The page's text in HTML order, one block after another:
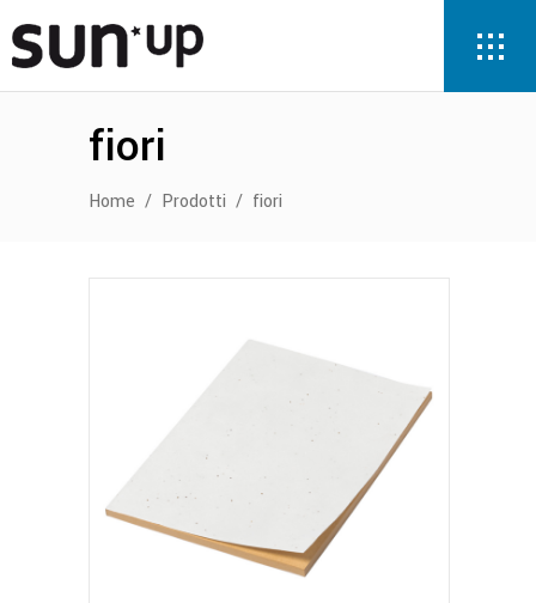
fiori
Home / Prodotti / fiori